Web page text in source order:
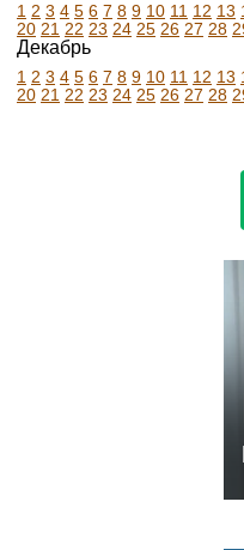
1 2 3 4 5 6 7 8 9 10 11 12 13
20 21 22 23 24 25 26 27 28
Декабрь
1 2 3 4 5 6 7 8 9 10 11 12 13
20 21 22 23 24 25 26 27 28